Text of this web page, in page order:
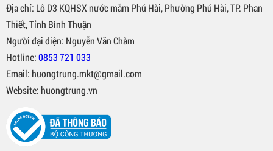
Địa chỉ: Lô D3 KQHSX nước mắm Phú Hài, Phường Phú Hài, TP. Phan
Thiết, Tỉnh Bình Thuận
Người đại diện: Nguyễn Văn Chàm
Hotline:0853 721 033
Email: huongtrung.mkt@gmail.com
Website: huongtrung.vn